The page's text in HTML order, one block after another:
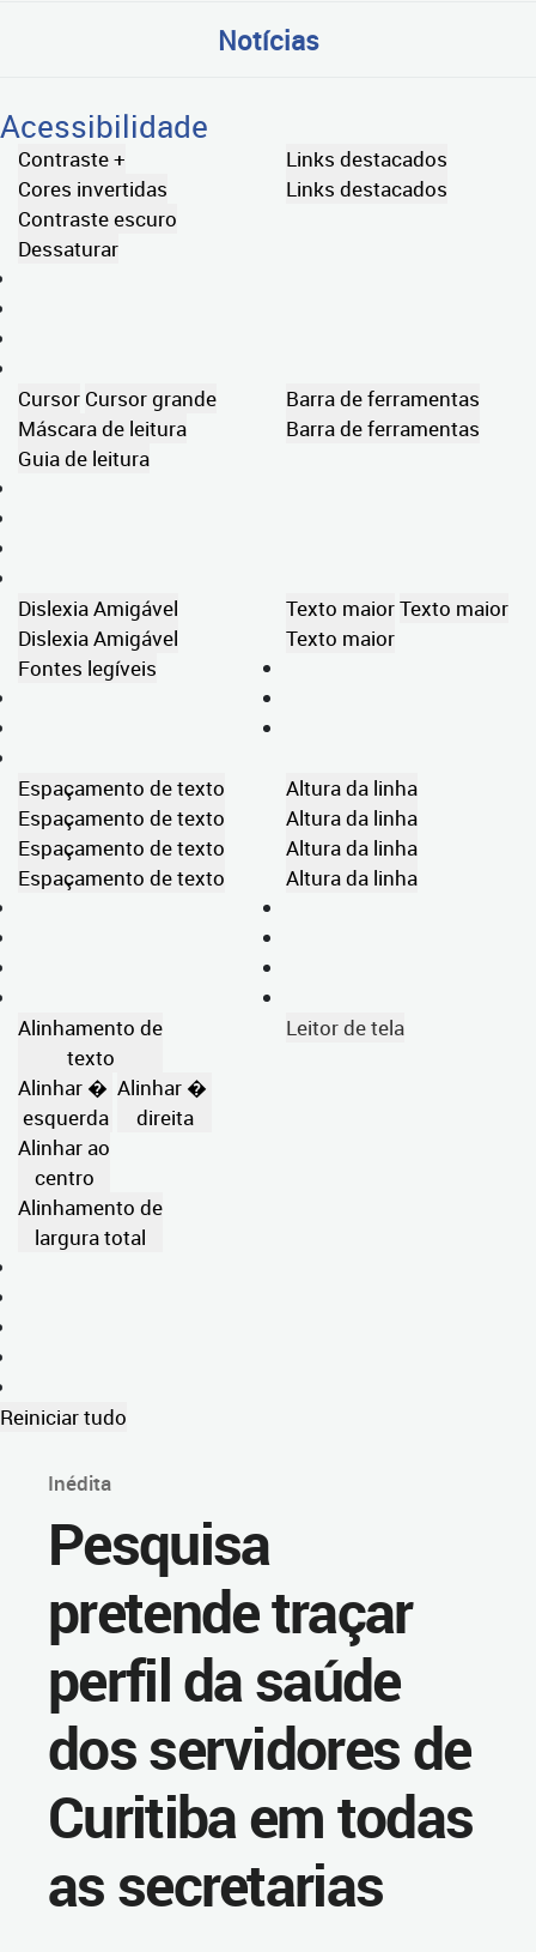
Notícias
Acessibilidade
Contraste +
Cores invertidas
Contraste escuro
Dessaturar
Links destacados
Links destacados
Cursor Cursor grande
Máscara de leitura
Guia de leitura
Barra de ferramentas
Barra de ferramentas
Dislexia Amigável
Dislexia Amigável
Fontes legíveis
Texto maiorTexto maior
Texto maior
Espaçamento de texto
Espaçamento de texto
Espaçamento de texto
Espaçamento de texto
Altura da linha
Altura da linha
Altura da linha
Altura da linha
Alinhamento de
texto
Alinhar �
esquerda
Alinhar �
direita
Alinhar ao
centro
Alinhamento de
largura total
Leitor de tela
Reiniciar tudo
Inédita
Pesquisa
pretende traçar
perfil da saúde
dos servidores de
Curitiba em todas
as secretarias